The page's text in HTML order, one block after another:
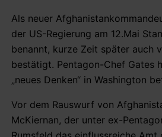
Als neuer
der US-Regierung am 12.Mai
benannt, kurze Zeit später auch
bestätigt. Pentagon-Chef Gates
„neues Denken“ in Washington
Vor dem Rauswurf von
McKiernan, der unter ex-